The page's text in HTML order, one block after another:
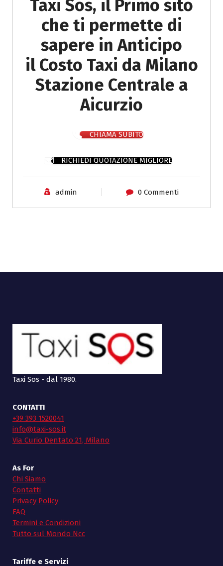
Taxi Sos, il Primo sito
che ti permette di
sapere in Anticipo
il Costo Taxi da Milano
Stazione Centrale a
Aicurzio
CHIAMA SUBITO
RICHIEDI QUOTAZIONE MIGLIORE
admin 0 Commenti
Taxi Sos - dal 1980.
CONTATTI
+39 393 1520041
info@taxi-sos.it
Via Curio Dentato 21, Milano
As For
Chi Siamo
Contatti
Privacy Policy
FAQ
Termini e Condizioni
Tutto sul Mondo Ncc
Tariffe e Servizi